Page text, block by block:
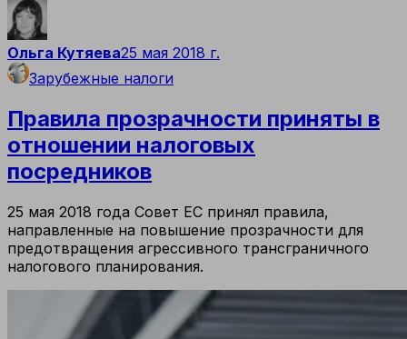
Ольга Кутяева25 мая 2018 г.
Зарубежные налоги
Правила прозрачности приняты в
отношении налоговых
посредников
25 мая 2018 года Совет ЕС принял правила,
направленные на повышение прозрачности для
предотвращения агрессивного трансграничного
налогового планирования.